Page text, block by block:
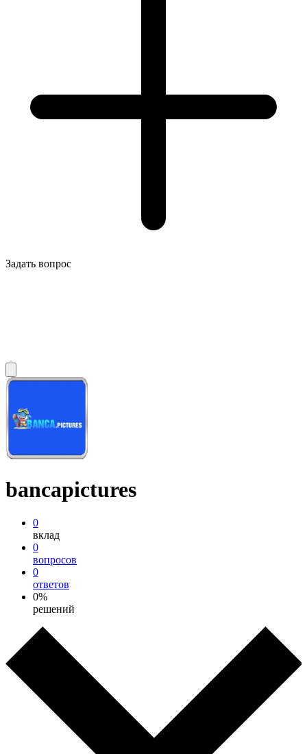
Задать вопрос
bancapictures
0
вклад
0
вопросов
0
ответов
0%
решений